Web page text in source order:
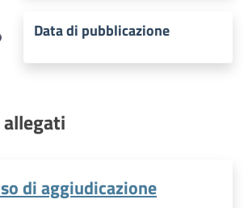
Data di pubblicazione
di aggiudicazione